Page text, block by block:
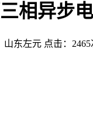
相异步
山东左元 点击：2465